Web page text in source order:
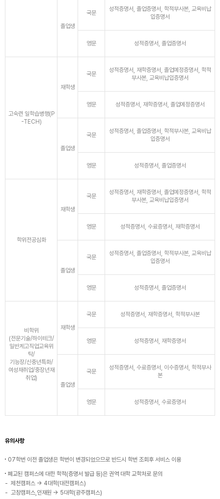
졸업생
국문
성적증명서, 졸업증명서, 학적부사본, 교육비납
입증명서
영문 성적증명서, 졸업증명서
고숙련 일학습병행(P
-TECH)
재학생
국문
성적증명서, 재학증명서, 졸업예정증명서, 학적
부사본, 교육비납입증명서
영문 성적증명서, 재학증명서, 졸업예정증명서
졸업생
국문
성적증명서, 졸업증명서, 학적부사본, 교육비납
입증명서
영문 성적증명서, 졸업증명서
학위전공심화
재학생
국문
성적증명서, 재학증명서, 졸업예정증명서, 학적
부사본, 교육비납입증명서
영문 성적증명서, 수료증명서, 재학증명서
졸업생
국문
성적증명서, 졸업증명서, 학적부사본, 교육비납
입증명서
영문 성적증명서, 졸업증명서
비학위
(전문기술/하이테크/
일반계고직업교육위
탁/
기능장/신중년특화/
여성재취업/중장년재
취업)
재학생
국문 성적증명서, 재학증명서, 학적부사본
영문 성적증명서, 재학증명서
졸업생
국문
성적증명서, 수료증명서, 이수증명서, 학적부사
본
영문 성적증명서, 수료증명서
유의사항
07학번 이전 졸업생은 학번이 변경되었으므로 반드시 학번 조회후 서비스 이용
폐교된 캠퍼스에 대한 학적(증명서 발급 등)은 권역 대학 교학처로 문의
제천캠퍼스 → 4대학(대전캠퍼스)
고창캠퍼스,인재원 → 5대학(광주캠퍼스)